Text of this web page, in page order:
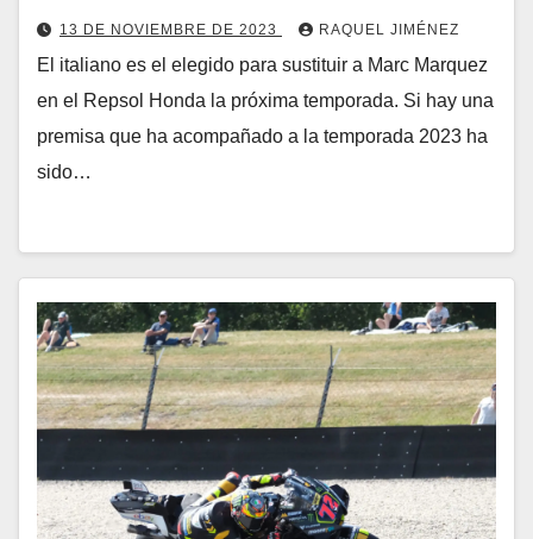
13 DE NOVIEMBRE DE 2023 RAQUEL JIMÉNEZ
El italiano es el elegido para sustituir a Marc Marquez
en el Repsol Honda la próxima temporada. Si hay una
premisa que ha acompañado a la temporada 2023 ha
sido…